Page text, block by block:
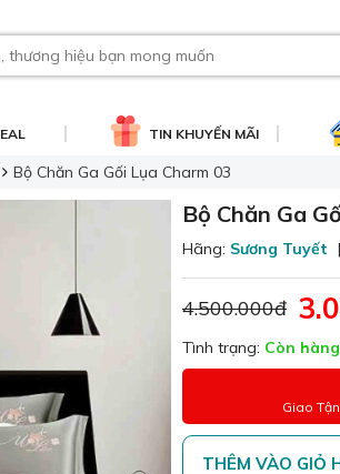
TIN KHUYẾN MÃI
Bộ Chăn Ga Gối Lụa Charm 03
Bộ Chăn Ga
Hãng: Sương Tuyết |
4.500.000đ
Tình trạng: Còn hàng
Giao
THÊM VÀO GIỎ